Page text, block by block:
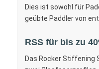
Dies ist sowohl für
geübte Paddler von
RSS für bis zu
Das Rocker Stiffening